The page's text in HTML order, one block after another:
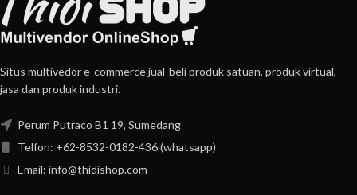
Situs multivedor e-commerce jual-beli produk satuan, produk virtual,
jasa dan produk industri.
Perum Putraco B1 19, Sumedang
Telfon: +62-8532-0182-436 (whatsapp)
Email: info@thidishop.com